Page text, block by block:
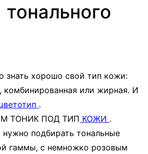
знать хорошо свой тип кожи:
комбинированная или жирная. И
.
ТОНИК ПОД ТИП КОЖИ .
подбирать тональные
гаммы, с немножко розовым